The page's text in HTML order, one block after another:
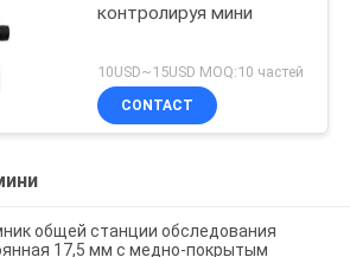
контролируя мини
10USD~15USD MOQ:10 частей
CONTACT
общей станции обследования
17,5 мм с медно-покрытым